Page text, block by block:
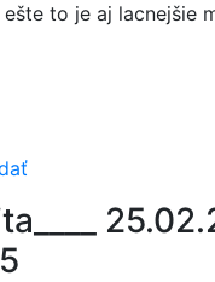
ešte to je aj lacnejšie